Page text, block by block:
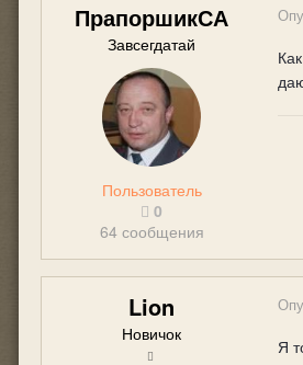
ПрапоршикСА
Завсегдатай
Пользователь
0
64 сообщения
Lion
Новичок
Я